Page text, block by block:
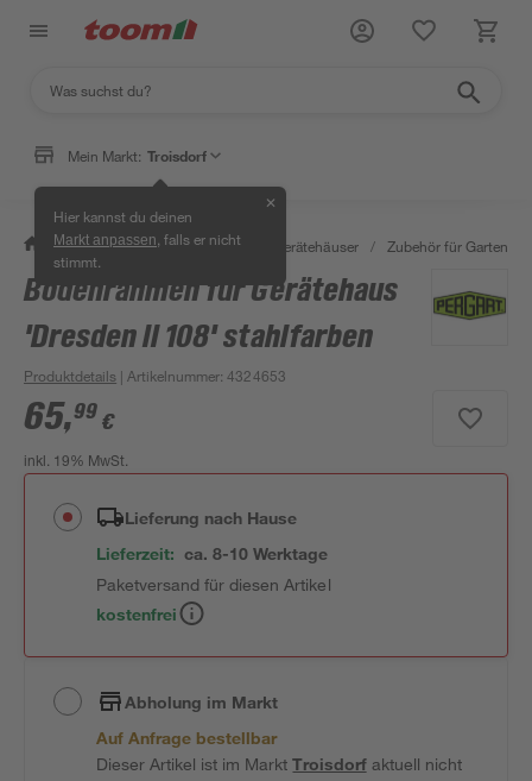
Mein Markt: Troisdorf
Hier kannst du deinen
Markt anpassen , falls er nicht
stimmt.
✕
/ Garten & Freizeit / Garten- & Gerätehäuser / Zubehör für
Bodenrahmen für Gerätehaus
'Dresden ll 108' stahlfarben
Produktdetails | Artikelnummer:4324653
65,99 €
inkl. 19% MwSt.
Lieferung nach Hause
Lieferzeit: ca. 8-10 Werktage
Paketversand für diesen Artikel
kostenfrei
Abholung im Markt
Auf Anfrage bestellbar
Dieser Artikel ist im MarktTroisdorfaktuell nicht